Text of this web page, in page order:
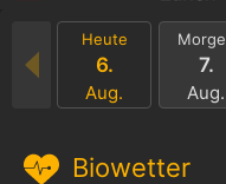
Heute
6.
Aug.
7.
Aug.
Biowetter